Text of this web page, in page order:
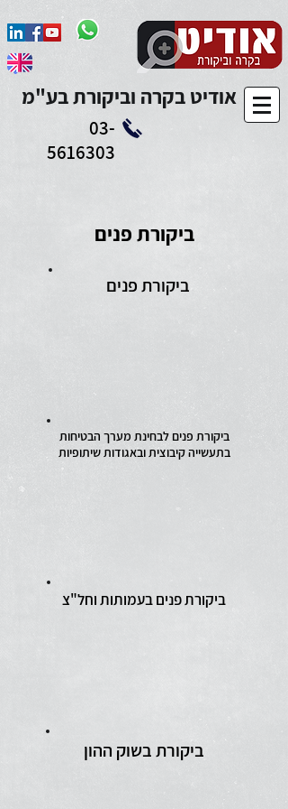
Add to Calendar
אודיט בקרה וביקורת בע"מ
03-
5616303
ביקורת פנים
ביקורת בשוק ההון
ביקורת פנים
ביקורת פנים בעמותות וחל"צ
ביקורת פנים לבחינת מערך הבטיחות
בתעשייה קיבוצית ובאגודות שיתופיות